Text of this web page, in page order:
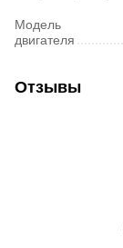
Модель
двигателя
Отзывы